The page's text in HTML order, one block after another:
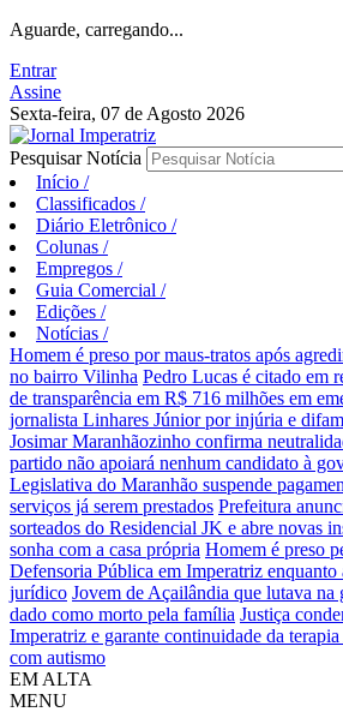
Aguarde, carregando...
Entrar
Assine
Sexta-feira, 07 de Agosto 2026
Pesquisar Notícia
Início /
Classificados /
Diário Eletrônico /
Colunas /
Empregos /
Guia Comercial /
Edições /
Notícias /
Homem é preso por maus-tratos após
no bairro Vilinha Pedro Lucas é citado em
de transparência em R$ 716 milhões em
jornalista Linhares Júnior por injúria e
Josimar Maranhãozinho confirma
partido não apoiará nenhum candidato à
Legislativa do Maranhão suspende
serviços já serem prestados Prefeitura
sorteados do Residencial JK e abre novas
sonha com a casa própria Homem é preso
Defensoria Pública em Imperatriz enquanto
jurídico Jovem de Açailândia que lutava na
dado como morto pela família Justiça
Imperatriz e garante continuidade da
com autismo
EM ALTA
MENU